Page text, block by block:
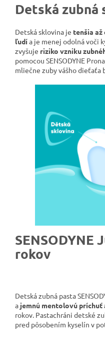
Detská zubná
Detská sklovina je tenšia až
ľudía je menej odolná voči
zvyšuje riziko vzniku
pomocou SENSODYNE
mliečne zuby vášho dieťaťa
SENSODYNE
rokov
Detská zubná pasta
a jemnú mentolovú príchuť
rokov. Pastachráni detské
pred pôsobením kyselín v